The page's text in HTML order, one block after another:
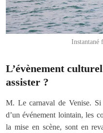
Instantané
L’évènement
assister ?
M. Le carnaval de Venise. Si
d’un événement lointain, les
la mise en scène, sont en